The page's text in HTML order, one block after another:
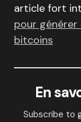
article fort
pour
bitcoins
En
Subscribe to